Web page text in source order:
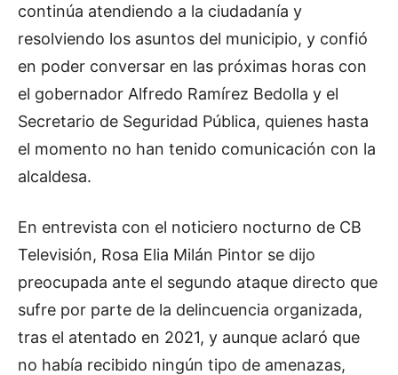
continúa atendiendo a la ciudadanía y
resolviendo los asuntos del municipio, y confió
en poder conversar en las próximas horas con
el gobernador Alfredo Ramírez Bedolla y el
Secretario de Seguridad Pública, quienes hasta
el momento no han tenido comunicación con la
alcaldesa.
En entrevista con el noticiero nocturno de CB
Televisión, Rosa Elia Milán Pintor se dijo
preocupada ante el segundo ataque directo que
sufre por parte de la delincuencia organizada,
tras el atentado en 2021, y aunque aclaró que
no había recibido ningún tipo de amenazas,